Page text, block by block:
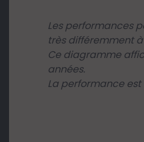
Les performances
très différemment
Ce diagramme
années.
La performance